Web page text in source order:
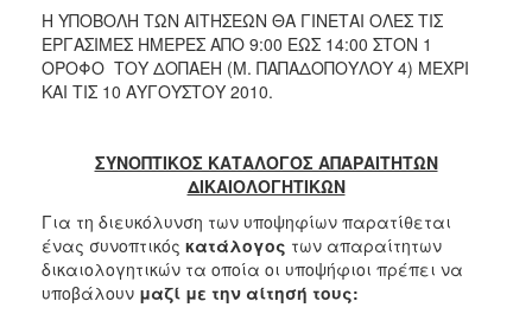
ΕΠΙΣΚΕΠΤΗΣ
ΗΡΑΚΛΕΙΟ
Η ΥΠΟΒΟΛΗ ΤΩΝ ΑΙΤΗΣΕΩΝ ΘΑ ΓΙΝΕΤΑΙ ΟΛΕΣ ΤΙΣ
ΕΡΓΑΣΙΜΕΣ ΗΜΕΡΕΣ ΑΠΟ 9:00 ΕΩΣ 14:00 ΣΤΟΝ 1
ΟΡΟΦΟ ΤΟΥ ΔΟΠΑΕΗ (Μ. ΠΑΠΑΔΟΠΟΥΛΟΥ 4) ΜΕΧΡΙ
ΚΑΙ ΤΙΣ 10 ΑΥΓΟΥΣΤΟΥ 2010.
ΣΥΝΟΠΤΙΚΟΣ ΚΑΤΑΛΟΓΟΣ ΑΠΑΡΑΙΤΗΤΩΝ
ΔΙΚΑΙΟΛΟΓΗΤΙΚΩΝ
Για τη διευκόλυνση των υποψηφίων παρατίθεται
ένας συνοπτικός κατάλογος των απαραίτητων
δικαιολογητικών τα οποία οι υποψήφιοι πρέπει να
υποβάλουν μαζί με την αίτησή τους: